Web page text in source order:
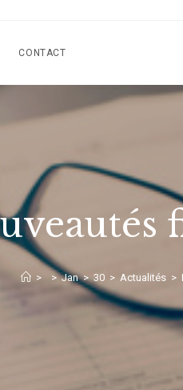
CONTACT
> > Jan > 30 > Actualités >